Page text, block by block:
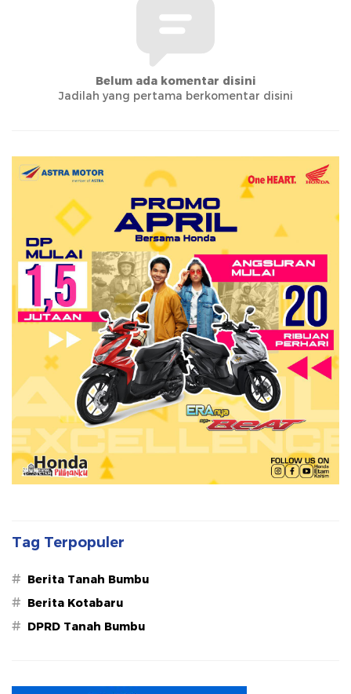
Belum ada komentar disini
Jadilah yang pertama berkomentar disini
Tag Terpopuler
# Berita Tanah Bumbu
# Berita Kotabaru
# DPRD Tanah Bumbu